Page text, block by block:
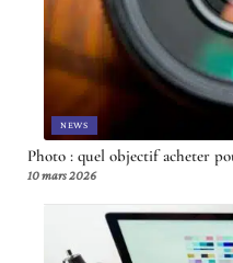
NEWS
Photo : quel objectif acheter
10 mars 2026